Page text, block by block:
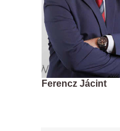
Ferencz Jácint